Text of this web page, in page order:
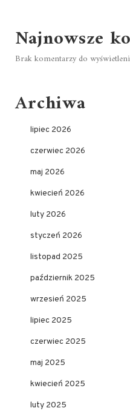
Najnowsze
Brak komentarzy do
Archiwa
lipiec 2026
czerwiec 2026
maj 2026
kwiecień 2026
luty 2026
styczeń 2026
listopad 2025
październik 2025
wrzesień 2025
lipiec 2025
czerwiec 2025
maj 2025
kwiecień 2025
luty 2025